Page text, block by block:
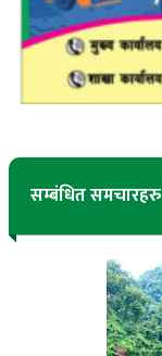
सम्बंधित समचारहरु